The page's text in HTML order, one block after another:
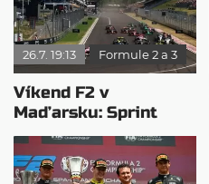
26.7. 19:13 Formule 2 a 3
Víkend F2 v
Maďarsku: Sprint
opanoval Minì, v
hlavním závodě
dominoval León